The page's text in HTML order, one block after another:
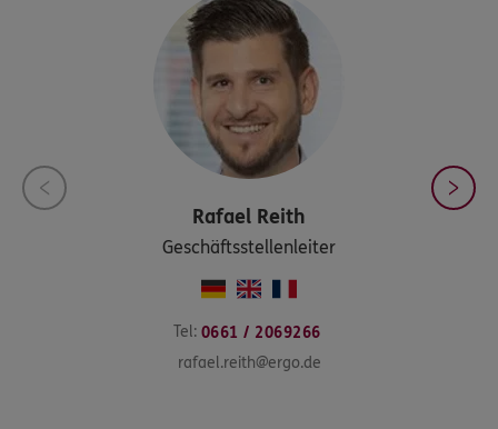
Rafael Reith
Geschäftsstellenleiter
Tel: 0661 / 2069266
rafael.reith@ergo.de